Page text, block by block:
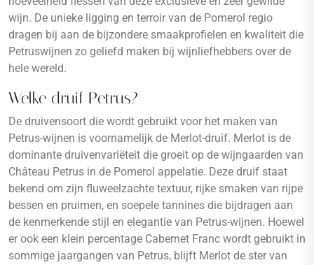
wijn. De unieke ligging en terroir van de Pomerol regio
dragen bij aan de bijzondere smaakprofielen en kwaliteit die
Petruswijnen zo geliefd maken bij wijnliefhebbers over de
hele wereld.
Welke druif Petrus?
De druivensoort die wordt gebruikt voor het maken van
Petrus-wijnen is voornamelijk de Merlot-druif. Merlot is de
dominante druivenvariëteit die groeit op de wijngaarden van
Château Petrus in de Pomerol appelatie. Deze druif staat
bekend om zijn fluweelzachte textuur, rijke smaken van rijpe
bessen en pruimen, en soepele tannines die bijdragen aan
de kenmerkende stijl en elegantie van Petrus-wijnen. Hoewel
er ook een klein percentage Cabernet Franc wordt gebruikt in
sommige jaargangen van Petrus, blijft Merlot de ster van